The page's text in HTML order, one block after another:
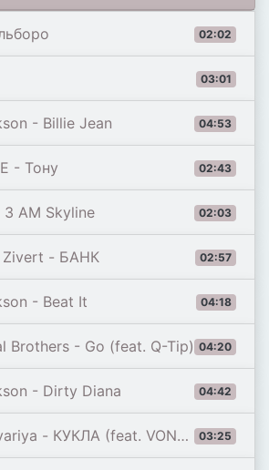
02:02
03:01
04:53
- Billie Jean
02:43
- Тону
02:03
AM Skyline
02:57
Zivert - БАНК
04:18
- Beat It
04:20
Brothers - Go (feat. Q-Tip)
04:42
- Dirty Diana
03:25
(feat. VONAMOUR) [Remix 2026]